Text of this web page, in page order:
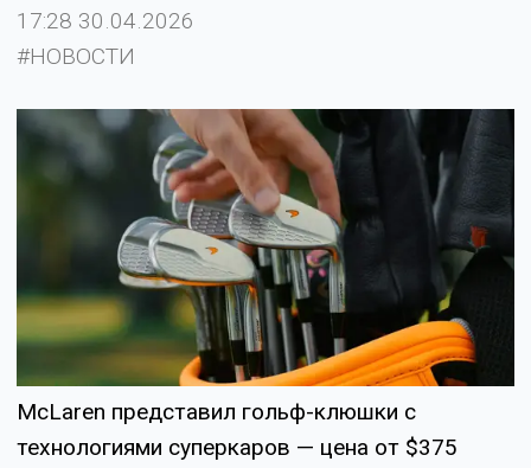
17:28 30.04.2026
#НОВОСТИ
McLaren представил гольф-клюшки с
технологиями суперкаров — цена от $375